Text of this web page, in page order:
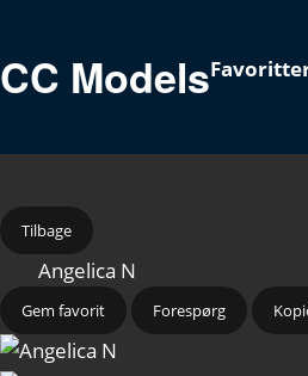
CC Models
Tilbage
Angelica N
Gem favorit Forespørg